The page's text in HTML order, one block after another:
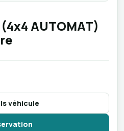
AUTOMAT)
véhicule